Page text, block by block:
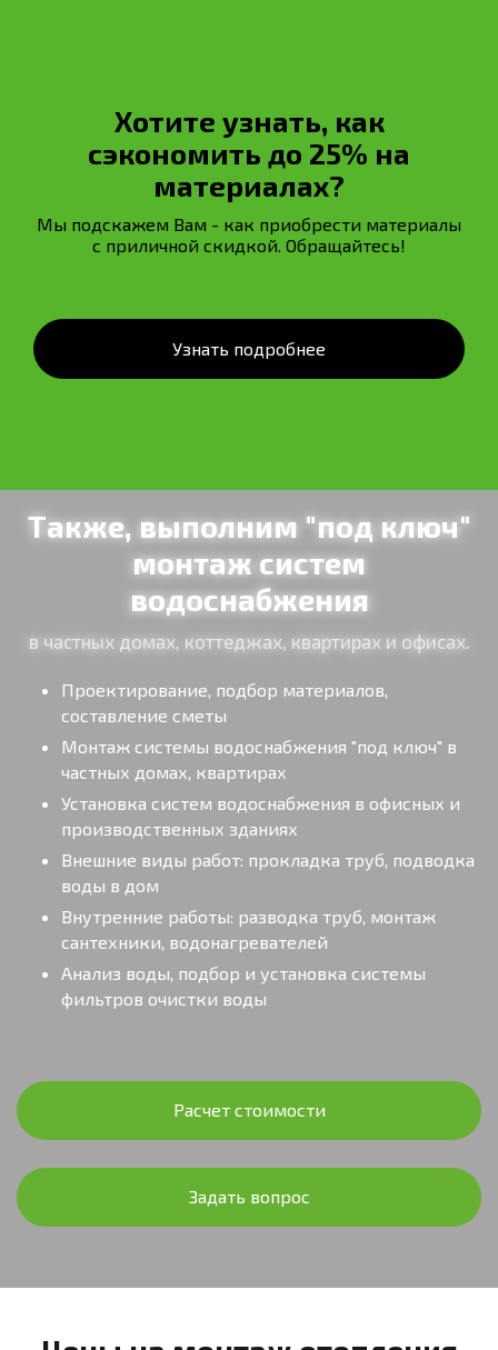
Хотите узнать, как
сэкономить до 25% на
материалах?
Мы подскажем Вам - как приобрести материалы
с приличной скидкой. Обращайтесь!
Узнать подробнее
Также, выполним "под ключ"
монтаж систем
водоснабжения
в частных домах, коттеджах, квартирах и офисах.
Проектирование, подбор материалов,
составление сметы
Монтаж системы водоснабжения "под ключ" в
частных домах, квартирах
Установка систем водоснабжения в офисных и
производственных зданиях
Внешние виды работ: прокладка труб, подводка
воды в дом
Внутренние работы: разводка труб, монтаж
сантехники, водонагревателей
Анализ воды, подбор и установка системы
фильтров очистки воды
Расчет стоимости
Задать вопрос